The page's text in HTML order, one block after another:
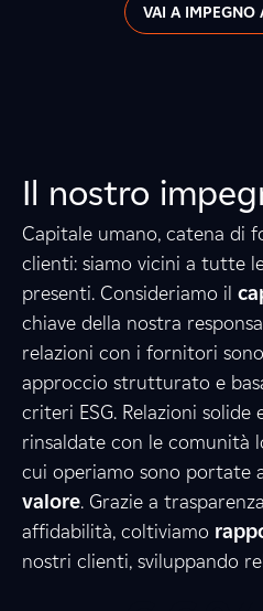
VAI A IMPEGNO
Il nostro
Capitale umano, catena di
clienti: siamo vicini a tutte
presenti. Consideriamo il
chiave della nostra
relazioni con i fornitori
approccio strutturato e
criteri ESG. Relazioni
rinsaldate con le comunità
cui operiamo sono portate
valore. Grazie a
affidabilità, coltiviamo
nostri clienti, sviluppando
5
0
2
1
1
5